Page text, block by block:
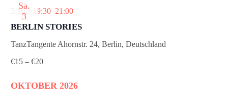
e
.
Sa.
3
BERLIN STORIES
3.10. | 19:30–21:00
TanzTangenteAhornstr. 24, Berlin, Deutschland
€15 – €20
OKTOBER 2026